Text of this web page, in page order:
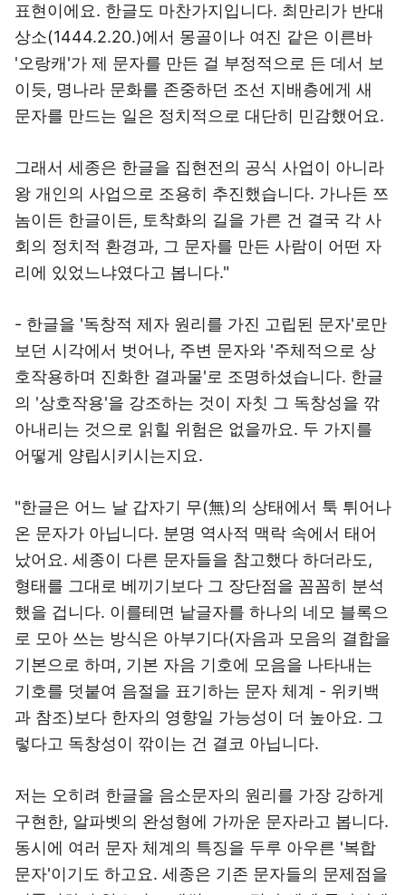
표현이에요. 한글도 마찬가지입니다. 최만리가 반대
상소(1444.2.20.)에서 몽골이나 여진 같은 이른바
'오랑캐'가 제 문자를 만든 걸 부정적으로 든 데서 보
이듯, 명나라 문화를 존중하던 조선 지배층에게 새
문자를 만드는 일은 정치적으로 대단히 민감했어요.
그래서 세종은 한글을 집현전의 공식 사업이 아니라
왕 개인의 사업으로 조용히 추진했습니다. 가나든 쯔
놈이든 한글이든, 토착화의 길을 가른 건 결국 각 사
회의 정치적 환경과, 그 문자를 만든 사람이 어떤 자
리에 있었느냐였다고 봅니다."
- 한글을 '독창적 제자 원리를 가진 고립된 문자'로만
보던 시각에서 벗어나, 주변 문자와 '주체적으로 상
호작용하며 진화한 결과물'로 조명하셨습니다. 한글
의 '상호작용'을 강조하는 것이 자칫 그 독창성을 깎
아내리는 것으로 읽힐 위험은 없을까요. 두 가지를
어떻게 양립시키시는지요.
"한글은 어느 날 갑자기 무(無)의 상태에서 툭 튀어나
온 문자가 아닙니다. 분명 역사적 맥락 속에서 태어
났어요. 세종이 다른 문자들을 참고했다 하더라도,
형태를 그대로 베끼기보다 그 장단점을 꼼꼼히 분석
했을 겁니다. 이를테면 낱글자를 하나의 네모 블록으
로 모아 쓰는 방식은 아부기다(자음과 모음의 결합을
기본으로 하며, 기본 자음 기호에 모음을 나타내는
기호를 덧붙여 음절을 표기하는 문자 체계 - 위키백
과 참조)보다 한자의 영향일 가능성이 더 높아요. 그
렇다고 독창성이 깎이는 건 결코 아닙니다.
저는 오히려 한글을 음소문자의 원리를 가장 강하게
구현한, 알파벳의 완성형에 가까운 문자라고 봅니다.
동시에 여러 문자 체계의 특징을 두루 아우른 '복합
문자'이기도 하고요. 세종은 기존 문자들의 문제점을